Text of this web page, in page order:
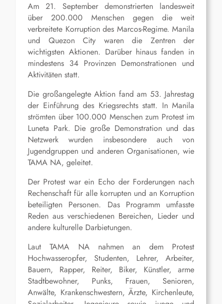
Am 21. September demonstrierten landesweit
über 200.000 Menschen gegen die weit
verbreitete Korruption des Marcos-Regime. Manila
und Quezon City waren die Zentren der
wichtigsten Aktionen. Darüber hinaus fanden in
mindestens 34 Provinzen Demonstrationen und
Aktivitäten statt.
Die großangelegte Aktion fand am 53. Jahrestag
der Einführung des Kriegsrechts statt. In Manila
strömten über 100.000 Menschen zum Protest im
Luneta Park. Die große Demonstration und das
Netzwerk wurden insbesondere auch von
Jugendgruppen und anderen Organisationen, wie
TAMA NA, geleitet.
Der Protest war ein Echo der Forderungen nach
Rechenschaft für alle korrupten und an Korruption
beteiligten Personen. Das Programm umfasste
Reden aus verschiedenen Bereichen, Lieder und
andere kulturelle Darbietungen.
Laut TAMA NA nahmen an dem Protest
Hochwasseropfer, Studenten, Lehrer, Arbeiter,
Bauern, Rapper, Reiter, Biker, Künstler, arme
Stadtbewohner, Punks, Frauen, Senioren,
Anwälte, Krankenschwestern, Ärzte, Kirchenleute,